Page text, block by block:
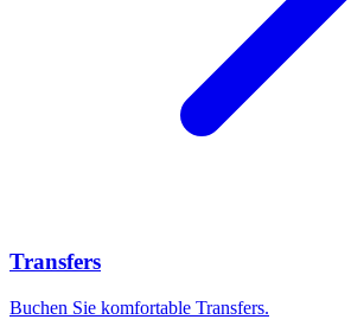
Transfers
Buchen Sie komfortable Transfers.